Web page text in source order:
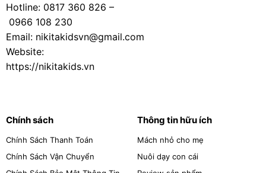
Ghế ăn dặm NIKITA NKT-G043 cho bé
thiết kế với đế ghế rộng và trọng tâm thấp, giúp
chống lật hiệu quả ngay cả khi bé cử động mạnh
hoặc nghiêng người. Khung ghế được gia cố chắc
chắn, chịu được tải trọng lên đến 20kg, đảm bảo
động, mang lại sự yên tâm tuyệt đối cho phụ
Chất Liệu Nhựa PP An Toàn
Hotline: 0817 360 826 –
0966 108 230
Email: nikitakidsvn@gmail.com
Website:
https://nikitakids.vn
Chính sách
Chính Sách Thanh Toán
Chính Sách Vận Chuyển
Thông tin hữu ích
Mách nhỏ cho mẹ
Nuôi dạy con cái